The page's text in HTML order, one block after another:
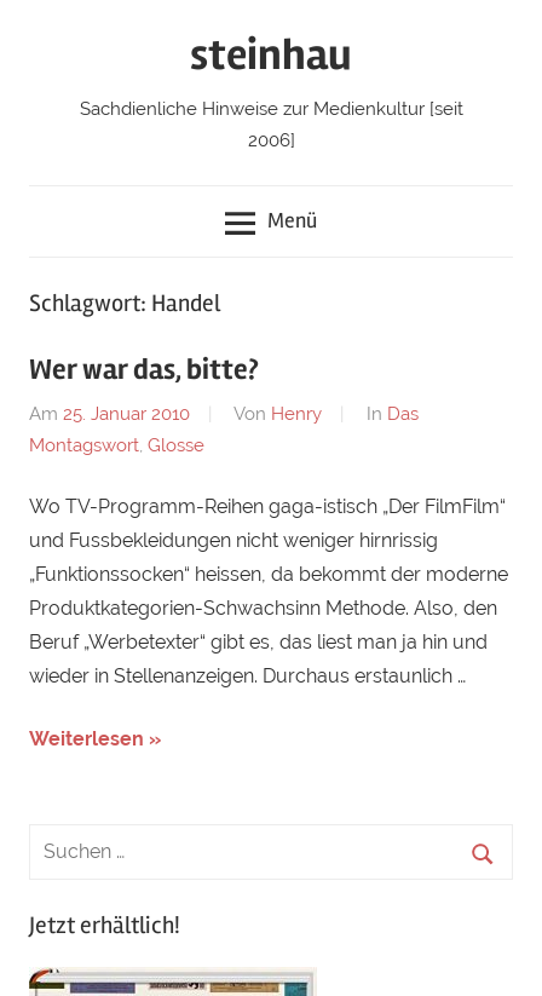
steinhau
Sachdienliche Hinweise zur Medienkultur [seit
2006]
Menü
Schlagwort: Handel
Wer war das, bitte?
Am 25. Januar 2010 Von Henry In Das
Montagswort, Glosse
Wo TV-Programm-Reihen gaga-istisch „Der FilmFilm“
und Fussbekleidungen nicht weniger hirnrissig
„Funktionssocken“ heissen, da bekommt der moderne
Produktkategorien-Schwachsinn Methode. Also, den
Beruf „Werbetexter“ gibt es, das liest man ja hin und
wieder in Stellenanzeigen. Durchaus erstaunlich …
Weiterlesen »
Jetzt erhältlich!